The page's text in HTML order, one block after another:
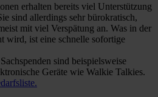
erhalten bereits viel Unterstützung
sind allerdings sehr bürokratisch,
mit viel Verspätung an. Was in der
wird, ist eine schnelle sofortige
sind beispielsweise
Geräte wie Walkie Talkies.